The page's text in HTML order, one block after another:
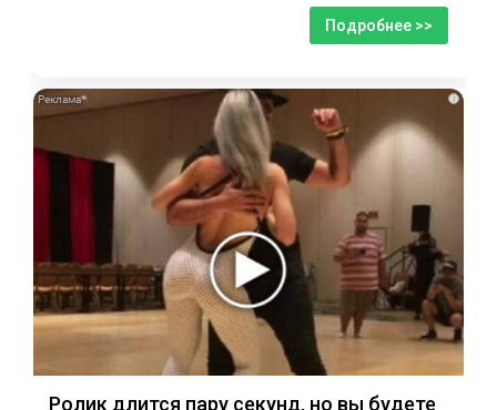
Подробнее >>
i
Ролик длится пару секунд, но вы будете